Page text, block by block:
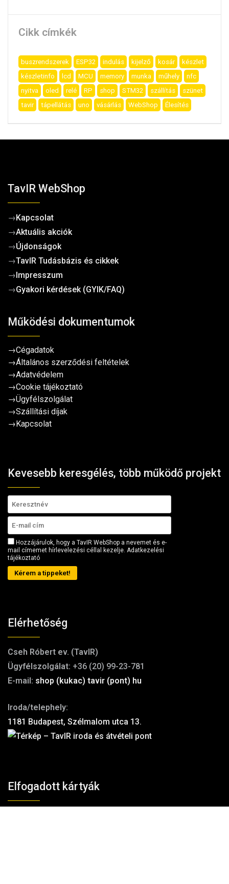
Cikk címkék
buszrendszerek ESP32 indulás kijelző kosár
készlet
készletinfo
lcd MCU memory munka műhely
nfc
nyitva
oled relé RP shop STM32 szállítás
szünet
tavir
tápellátás uno vásárlás WebShop Élesítés
TavIR WebShop
→Kapcsolat
→Aktuális akciók
→Újdonságok
→TavIR Tudásbázis és cikkek
→ Impresszum
→Gyakori kérdések (GYIK/FAQ)
Működési dokumentumok
→Cégadatok
→Általános szerződési feltételek
→Adatvédelem
→Cookie tájékoztató
→Ügyfélszolgálat
→Szállítási díjak
→ Kapcsolat
Kevesebb keresgélés, több működő projekt
Hozzájárulok, hogy a TavIR WebShop a nevemet és e-
mail címemet hírlevelezési céllal kezelje. Adatkezelési
tájékoztató
Kérem a tippeket!
Elérhetőség
Cseh Róbert ev. (TavIR)
Ügyfélszolgálat: +36 (20) 99-23-781
E-mail: shop (kukac) tavir (pont) hu
Iroda/telephely:
1181 Budapest, Szélmalom utca 13.
Elfogadott kártyák